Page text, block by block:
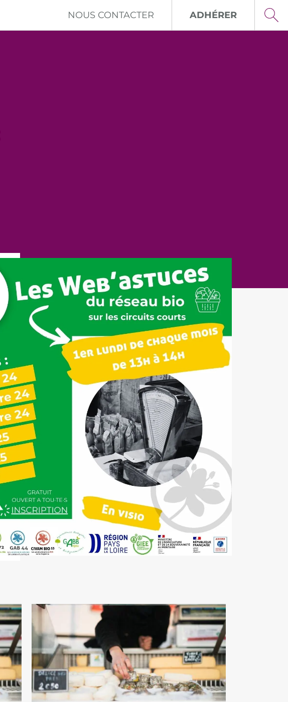
NOUS CONTACTER ADHÉRER